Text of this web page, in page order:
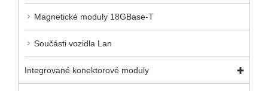
Magnetické moduly 18GBase-T
Součásti vozidla Lan
Integrované konektorové moduly